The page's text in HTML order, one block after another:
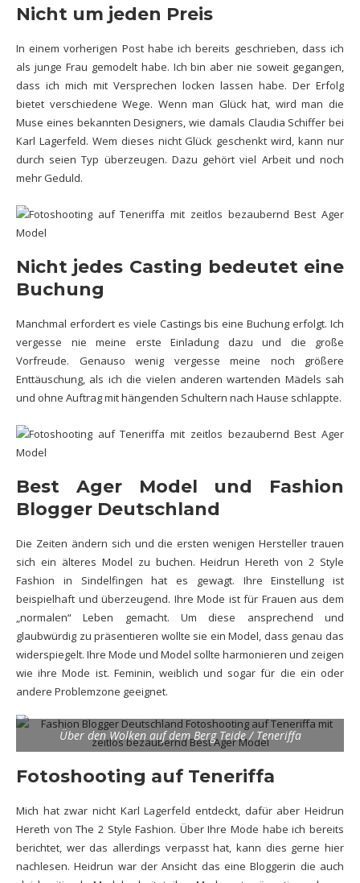
Nicht um jeden Preis
In einem vorherigen Post habe ich bereits geschrieben, dass ich
als junge Frau gemodelt habe. Ich bin aber nie soweit gegangen,
dass ich mich mit Versprechen locken lassen habe. Der Erfolg
bietet verschiedene Wege. Wenn man Glück hat, wird man die
Muse eines bekannten Designers, wie damals Claudia Schiffer bei
Karl Lagerfeld. Wem dieses nicht Glück geschenkt wird, kann nur
durch seien Typ überzeugen. Dazu gehört viel Arbeit und noch
mehr Geduld.
Nicht jedes Casting bedeutet eine
Buchung
Manchmal erfordert es viele Castings bis eine Buchung erfolgt. Ich
vergesse nie meine erste Einladung dazu und die große
Vorfreude. Genauso wenig vergesse meine noch größere
Enttäuschung, als ich die vielen anderen wartenden Mädels sah
und ohne Auftrag mit hängenden Schultern nach Hause schlappte.
Best Ager Model und Fashion
Blogger Deutschland
Die Zeiten ändern sich und die ersten wenigen Hersteller trauen
sich ein älteres Model zu buchen. Heidrun Hereth von 2 Style
Fashion in Sindelfingen hat es gewagt. Ihre Einstellung ist
beispielhaft und überzeugend. Ihre Mode ist für Frauen aus dem
„normalen“ Leben gemacht. Um diese ansprechend und
glaubwürdig zu präsentieren wollte sie ein Model, dass genau das
widerspiegelt. Ihre Mode und Model sollte harmonieren und zeigen
wie ihre Mode ist. Feminin, weiblich und sogar für die ein oder
andere Problemzone geeignet.
Über den Wolken auf dem Berg Teide / Teneriffa
Fotoshooting auf Teneriffa
Mich hat zwar nicht Karl Lagerfeld entdeckt, dafür aber Heidrun
Hereth von The 2 Style Fashion. Über Ihre Mode habe ich bereits
berichtet, wer das allerdings verpasst hat, kann dies gerne hier
nachlesen. Heidrun war der Ansicht das eine Bloggerin die auch